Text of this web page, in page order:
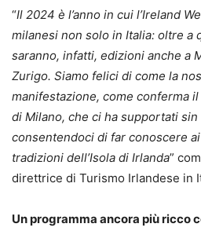
“Il 2024 è l’anno in cui l’Ireland
milanesi non solo in Italia: oltre a
saranno, infatti, edizioni anche a
Zurigo. Siamo felici di come la
manifestazione, come conferma
di Milano, che ci ha supportati sin
consentendoci di far conoscere
tradizioni dell’Isola di Irlanda”
direttrice di Turismo Irlandese in
Un programma ancora più ricco